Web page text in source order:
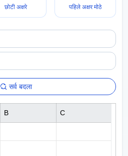
छोटी अक्षरे पहिले अक्षर मोठे
सर्व बदला
B C